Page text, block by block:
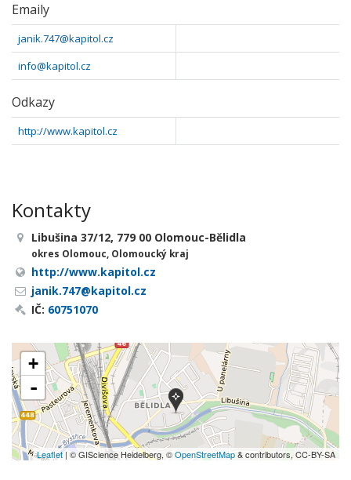
Emaily
janik.747@kapitol.cz
info@kapitol.cz
Odkazy
http://www.kapitol.cz
Kontakty
Libušina 37/12, 779 00 Olomouc-Bělidla
okres Olomouc, Olomoucký kraj
http://www.kapitol.cz
janik.747@kapitol.cz
IČ: 60751070
+
-
Leaflet| © GIScience Heidelberg, ©OpenStreetMap& contributors, CC-BY-SA